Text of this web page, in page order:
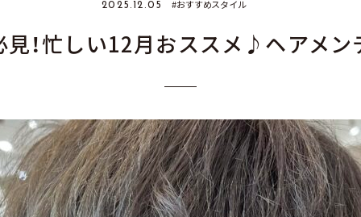
2025.12.05 おすすめスタイル
見！忙しい12月おススメ♪ヘアメン